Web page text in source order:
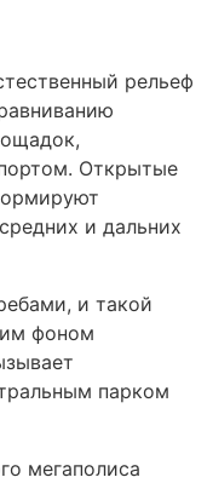
рельеф
Открытые
и дальних
и такой
фоном
парком
мегаполиса